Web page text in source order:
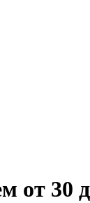
от 30